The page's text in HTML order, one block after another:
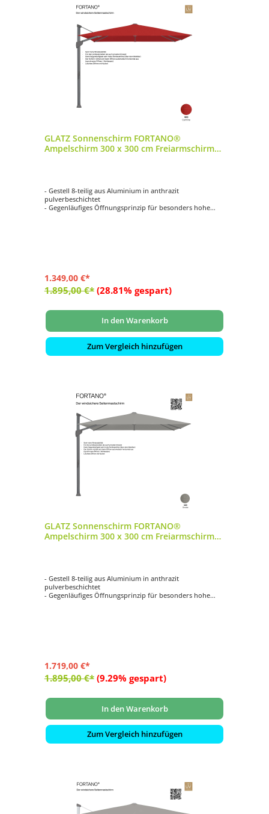
GLATZ Sonnenschirm FORTANO®
Ampelschirm 300 x 300 cm Freiarmschirm
- Gestell 8-teilig aus Aluminium in anthrazit
pulverbeschichtet
- Gegenläufiges Öffnungsprinzip für besonders hohe
1.349,00 €*
1.895,00 €* (28.81% gespart)
In den Warenkorb
Zum Vergleich hinzufügen
GLATZ Sonnenschirm FORTANO®
Ampelschirm 300 x 300 cm Freiarmschirm
- Gestell 8-teilig aus Aluminium in anthrazit
pulverbeschichtet
- Gegenläufiges Öffnungsprinzip für besonders hohe
1.719,00 €*
1.895,00 €* (9.29% gespart)
In den Warenkorb
Zum Vergleich hinzufügen